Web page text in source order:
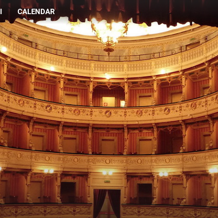
CALENDAR